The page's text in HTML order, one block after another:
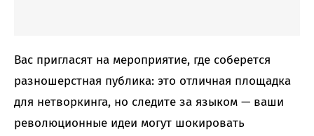
Вас пригласят на мероприятие, где соберется
разношерстная публика: это отличная площадка
для нетворкинга, но следите за языком — ваши
революционные идеи могут шокировать